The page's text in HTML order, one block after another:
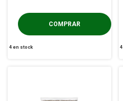
4en stock 4